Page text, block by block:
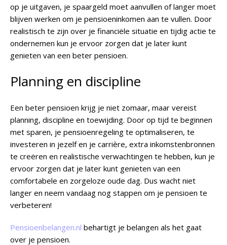
op je uitgaven, je spaargeld moet aanvullen of langer moet
blijven werken om je pensioeninkomen aan te vullen. Door
realistisch te zijn over je financiële situatie en tijdig actie te
ondernemen kun je ervoor zorgen dat je later kunt
genieten van een beter pensioen.
Planning en discipline
Een beter pensioen krijg je niet zomaar, maar vereist
planning, discipline en toewijding. Door op tijd te beginnen
met sparen, je pensioenregeling te optimaliseren, te
investeren in jezelf en je carrière, extra inkomstenbronnen
te creëren en realistische verwachtingen te hebben, kun je
ervoor zorgen dat je later kunt genieten van een
comfortabele en zorgeloze oude dag. Dus wacht niet
langer en neem vandaag nog stappen om je pensioen te
verbeteren!
Pensioenbelangen.nl behartigt je belangen als het gaat
over je pensioen.